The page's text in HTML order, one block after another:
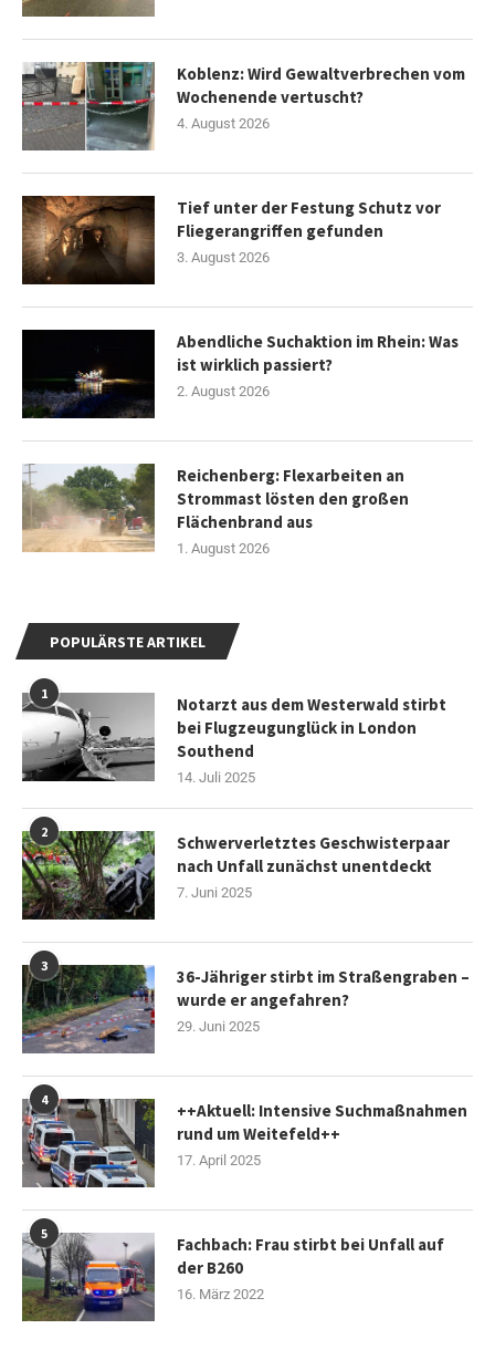
Koblenz: Wird Gewaltverbrechen vom
Wochenende vertuscht?
4. August 2026
Tief unter der Festung Schutz vor
Fliegerangriffen gefunden
3. August 2026
Abendliche Suchaktion im Rhein: Was
ist wirklich passiert?
2. August 2026
Reichenberg: Flexarbeiten an
Strommast lösten den großen
Flächenbrand aus
1. August 2026
POPULÄRSTE ARTIKEL
1
Notarzt aus dem Westerwald stirbt
bei Flugzeugunglück in London
Southend
14. Juli 2025
2
Schwerverletztes Geschwisterpaar
nach Unfall zunächst unentdeckt
7. Juni 2025
3
36-Jähriger stirbt im Straßengraben –
wurde er angefahren?
29. Juni 2025
4
++Aktuell: Intensive Suchmaßnahmen
rund um Weitefeld++
17. April 2025
5
Fachbach: Frau stirbt bei Unfall auf
der B260
16. März 2022